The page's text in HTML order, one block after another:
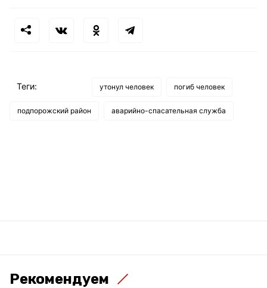
Теги: утонул человек погиб человек
подпорожский район аварийно-спасательная служба
Рекомендуем